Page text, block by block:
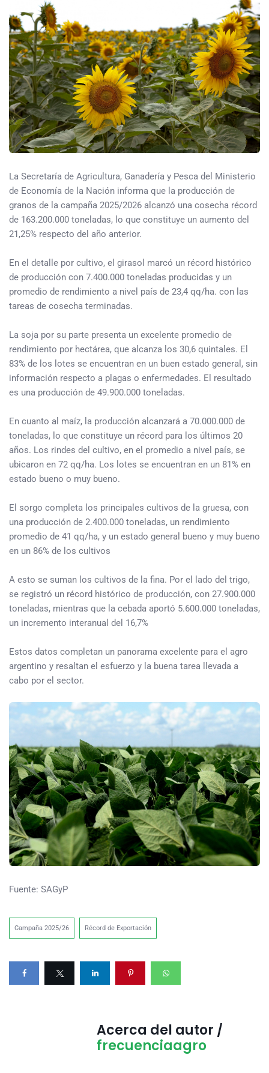
La Secretaría de Agricultura, Ganadería y Pesca del Ministerio
de Economía de la Nación informa que la producción de
granos de la campaña 2025/2026 alcanzó una cosecha récord
de 163.200.000 toneladas, lo que constituye un aumento del
21,25% respecto del año anterior.
En el detalle por cultivo, el girasol marcó un récord histórico
de producción con 7.400.000 toneladas producidas y un
promedio de rendimiento a nivel país de 23,4 qq/ha. con las
tareas de cosecha terminadas.
La soja por su parte presenta un excelente promedio de
rendimiento por hectárea, que alcanza los 30,6 quintales. El
83% de los lotes se encuentran en un buen estado general, sin
información respecto a plagas o enfermedades. El resultado
es una producción de 49.900.000 toneladas.
En cuanto al maíz, la producción alcanzará a 70.000.000 de
toneladas, lo que constituye un récord para los últimos 20
años. Los rindes del cultivo, en el promedio a nivel país, se
ubicaron en 72 qq/ha. Los lotes se encuentran en un 81% en
estado bueno o muy bueno.
El sorgo completa los principales cultivos de la gruesa, con
una producción de 2.400.000 toneladas, un rendimiento
promedio de 41 qq/ha, y un estado general bueno y muy bueno
en un 86% de los cultivos
A esto se suman los cultivos de la fina. Por el lado del trigo,
se registró un récord histórico de producción, con 27.900.000
toneladas, mientras que la cebada aportó 5.600.000 toneladas,
un incremento interanual del 16,7%
Estos datos completan un panorama excelente para el agro
argentino y resaltan el esfuerzo y la buena tarea llevada a
cabo por el sector.
Fuente: SAGyP
Campaña 2025/26 Récord de Exportación
Acerca del autor /
frecuenciaagro